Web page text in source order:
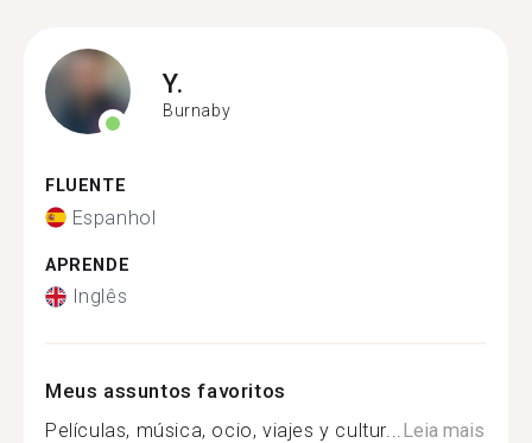
Y.
Burnaby
FLUENTE
Espanhol
APRENDE
Inglês
Meus assuntos favoritos
Películas, música, ocio, viajes y cultur...Leia mais